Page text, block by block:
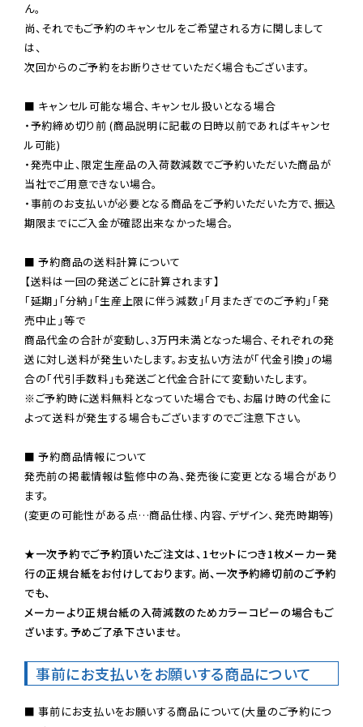
ん。
尚、それでもご予約のキャンセルをご希望される方に関しまして
は、
次回からのご予約をお断りさせていただく場合もございます。
■ キャンセル可能な場合、キャンセル扱いとなる場合
・予約締め切り前 (商品説明に記載の日時以前であればキャンセ
ル可能)
・発売中止、限定生産品の入荷数減数でご予約いただいた商品が
当社でご用意できない場合。
・事前のお支払いが必要となる商品をご予約いただいた方で、振込
期限までにご入金が確認出来なかった場合。
■ 予約商品の送料計算について
【送料は一回の発送ごとに計算されます】
「延期」「分納」「生産上限に伴う減数」「月またぎでのご予約」「発
売中止」等で
商品代金の合計が変動し、3万円未満となった場合、それぞれの発
送に対し送料が発生いたします。お支払い方法が「代金引換」の場
※ご予約時に送料無料となっていた場合でも、お届け時の代金に
よって送料が発生する場合もございますのでご注意下さい。
■ 予約商品情報について
発売前の掲載情報は監修中の為、発売後に変更となる場合があり
ます。
(変更の可能性がある点…商品仕様、内容、デザイン、発売時期等)
★一次予約でご予約頂いたご注文は、1セットにつき1枚メーカー発
行の正規台紙をお付けしております。尚、一次予約締切前のご予約
でも、
メーカーより正規台紙の入荷減数のためカラーコピーの場合もご
ざいます。予めご了承下さいませ。
事前にお支払いをお願いする商品について
■ 事前にお支払いをお願いする商品について(大量のご予約につ